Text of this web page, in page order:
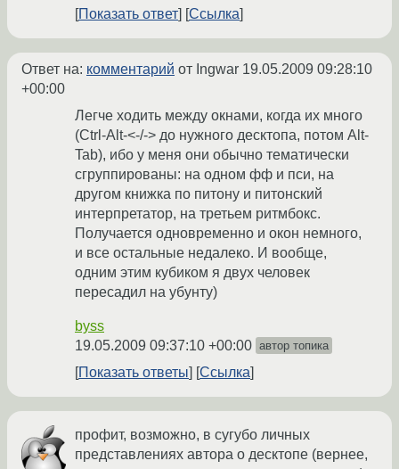
Показать ответ
Ссылка
Ответ на: комментарий от Ingwar 19.05.2009 09:28:10
+00:00
Легче ходить между окнами, когда их много
(Ctrl-Alt-<-/-> до нужного десктопа, потом Alt-
Tab), ибо у меня они обычно тематически
сгруппированы: на одном фф и пси, на
другом книжка по питону и питонский
интерпретатор, на третьем ритмбокс.
Получается одновременно и окон немного,
и все остальные недалеко. И вообще,
одним этим кубиком я двух человек
пересадил на убунту)
byss
19.05.2009 09:37:10 +00:00 автор топика
Показать ответы Ссылка
профит, возможно, в сугубо личных
представлениях автора о десктопе (вернее,